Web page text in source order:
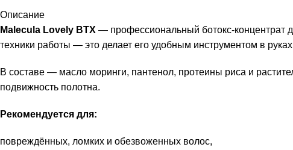
Описание
Malecula Lovely BTX — профессиональный ботокс-концентрат
техники работы — это делает его удобным инструментом в
В составе — масло моринги, пантенол, протеины риса и
подвижность полотна.
Рекомендуется для:
повреждённых, ломких и обезвоженных волос,